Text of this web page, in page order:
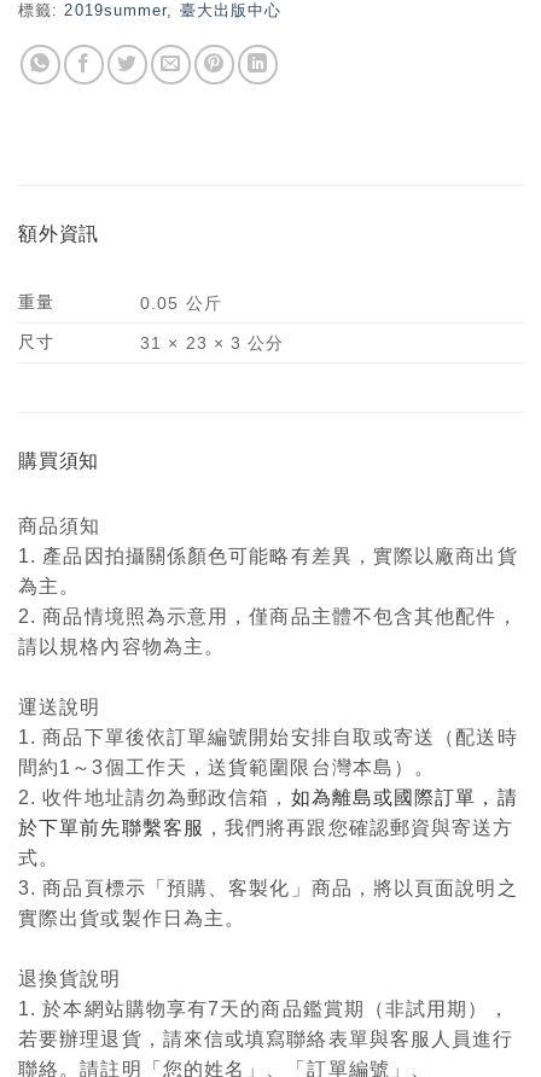
標籤:2019summer, 臺大出版中心
額外資訊
重量
0.05 公斤
尺寸
31 × 23 × 3 公分
購買須知
商品須知
1. 產品因拍攝關係顏色可能略有差異，實際以廠商出貨
為主。
2. 商品情境照為示意用，僅商品主體不包含其他配件，
請以規格內容物為主。
運送說明
1. 商品下單後依訂單編號開始安排自取或寄送（配送時
間約1～3個工作天，送貨範圍限台灣本島）。
2. 收件地址請勿為郵政信箱， 如為離島或國際訂單，請
於下單前先聯繫客服 ，我們將再跟您確認郵資與寄送方
式。
3. 商品頁標示「預購、客製化」商品，將以頁面說明之
實際出貨或製作日為主。
退換貨說明
1. 於本網站購物享有7天的商品鑑賞期（非試用期），
若要辦理退貨，請來信或填寫聯絡表單與客服人員進行
聯絡。請註明「您的姓名」、「訂單編號」、